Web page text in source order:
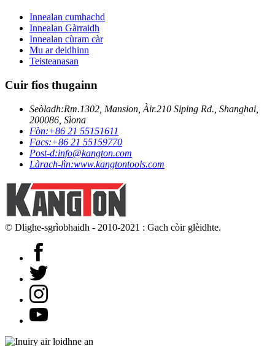
Innealan cumhachd
Innealan Gàrraidh
Innealan cùram càr
Mu ar deidhinn
Teisteanasan
Cuir fios thugainn
Seòladh:Rm.1302, Mansion, Àir.210 Siping Rd., Shanghai,
200086, Sìona
Fòn:+86 21 55151611
Facs:+86 21 55159770
Post-d:info@kangton.com
Làrach-lìn:www.kangtontools.com
© Dlighe-sgrìobhaidh - 2010-2021 : Gach còir glèidhte.